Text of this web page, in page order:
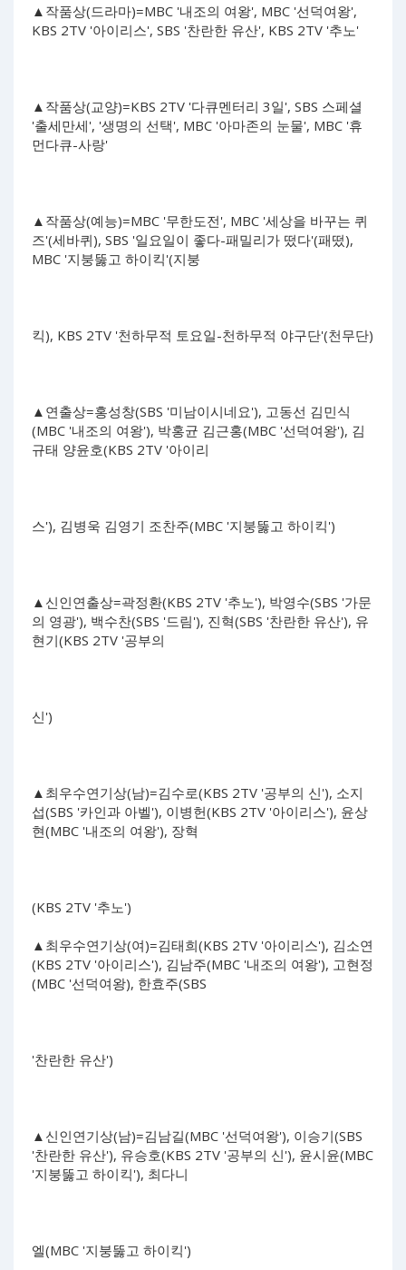
▲작품상(드라마)=MBC '내조의 여왕', MBC '선덕여왕',
KBS 2TV '아이리스', SBS '찬란한 유산', KBS 2TV '추노'
▲작품상(교양)=KBS 2TV '다큐멘터리 3일', SBS 스페셜
'출세만세', '생명의 선택', MBC '아마존의 눈물', MBC '휴
먼다큐-사랑'
▲작품상(예능)=MBC '무한도전', MBC '세상을 바꾸는 퀴
즈'(세바퀴), SBS '일요일이 좋다-패밀리가 떴다'(패떴),
MBC '지붕뚫고 하이킥'(지붕
킥), KBS 2TV '천하무적 토요일-천하무적 야구단'(천무단)
▲연출상=홍성창(SBS '미남이시네요'), 고동선 김민식
(MBC '내조의 여왕'), 박홍균 김근홍(MBC '선덕여왕'), 김
규태 양윤호(KBS 2TV '아이리
스'), 김병욱 김영기 조찬주(MBC '지붕뚫고 하이킥')
▲신인연출상=곽정환(KBS 2TV '추노'), 박영수(SBS '가문
의 영광'), 백수찬(SBS '드림'), 진혁(SBS '찬란한 유산'), 유
현기(KBS 2TV '공부의
신')
▲최우수연기상(남)=김수로(KBS 2TV '공부의 신'), 소지
섭(SBS '카인과 아벨'), 이병헌(KBS 2TV '아이리스'), 윤상
현(MBC '내조의 여왕'), 장혁
(KBS 2TV '추노')
▲최우수연기상(여)=김태희(KBS 2TV '아이리스'), 김소연
(KBS 2TV '아이리스'), 김남주(MBC '내조의 여왕'), 고현정
(MBC '선덕여왕), 한효주(SBS
'찬란한 유산')
▲신인연기상(남)=김남길(MBC '선덕여왕'), 이승기(SBS
'찬란한 유산'), 유승호(KBS 2TV '공부의 신'), 윤시윤(MBC
'지붕뚫고 하이킥'), 최다니
엘(MBC '지붕뚫고 하이킥')